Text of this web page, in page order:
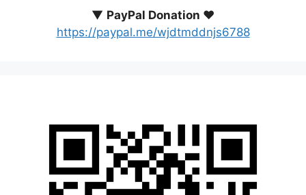
▼ PayPal Donation ♥️
https://paypal.me/wjdtmddnjs6788